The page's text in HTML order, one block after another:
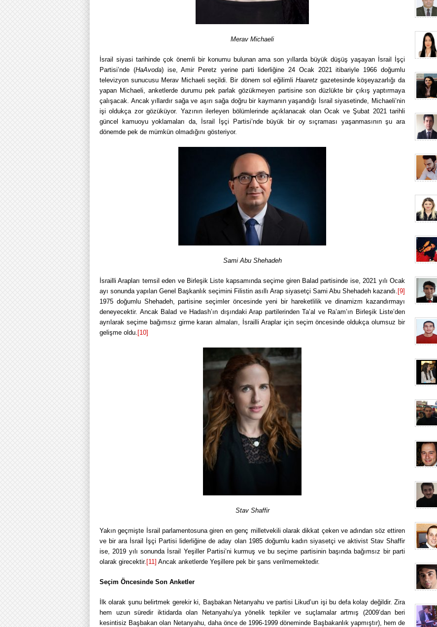
Merav Michaeli
İsrail siyasi tarihinde çok önemli bir konumu bulunan ama son yıllarda büyük düşüş yaşayan İsrail İşçi
Partisi’nde (HaAvoda) ise, Amir Peretz yerine parti liderliğine 24 Ocak 2021 itibariyle 1966 doğumlu
televizyon sunucusu Merav Michaeli seçildi. Bir dönem sol eğilimli Haaretzgazetesinde köşeyazarlığı da
yapan Michaeli, anketlerde durumu pek parlak gözükmeyen partisine son düzlükte bir çıkış yaptırmaya
çalışacak. Ancak yıllardır sağa ve aşırı sağa doğru bir kaymanın yaşandığı İsrail siyasetinde, Michaeli’nin
işi oldukça zor gözüküyor. Yazının ilerleyen bölümlerinde açıklanacak olan Ocak ve Şubat 2021 tarihli
güncel kamuoyu yoklamaları da, İsrail İşçi Partisi’nde büyük bir oy sıçraması yaşanmasının şu ara
dönemde pek de mümkün olmadığını gösteriyor.
Sami Abu Shehadeh
İsrailli Arapları temsil eden ve Birleşik Liste kapsamında seçime giren Balad partisinde ise, 2021 yılı Ocak
ayı sonunda yapılan Genel Başkanlık seçimini Filistin asıllı Arap siyasetçi Sami Abu Shehadeh kazandı. [9]
1975 doğumlu Shehadeh, partisine seçimler öncesinde yeni bir hareketlilik ve dinamizm kazandırmayı
deneyecektir. Ancak Balad ve Hadash’ın dışındaki Arap partilerinden Ta’al ve Ra’am’ın Birleşik Liste’den
ayrılarak seçime bağımsız girme kararı almaları, İsrailli Araplar için seçim öncesinde oldukça olumsuz bir
gelişme oldu. [10]
Stav Shaffir
Yakın geçmişte İsrail parlamentosuna giren en genç milletvekili olarak dikkat çeken ve adından söz ettiren
ve bir ara İsrail İşçi Partisi liderliğine de aday olan 1985 doğumlu kadın siyasetçi ve aktivist Stav Shaffir
ise, 2019 yılı sonunda İsrail Yeşiller Partisi’ni kurmuş ve bu seçime partisinin başında bağımsız bir parti
olarak girecektir. [11] Ancak anketlerde Yeşillere pek bir şans verilmemektedir.
Seçim Öncesinde Son Anketler
İlk olarak şunu belirtmek gerekir ki, Başbakan Netanyahu ve partisi Likud’un işi bu defa kolay değildir. Zira
hem uzun süredir iktidarda olan Netanyahu’ya yönelik tepkiler ve suçlamalar artmış (2009’dan beri
kesintisiz Başbakan olan Netanyahu, daha önce de 1996-1999 döneminde Başbakanlık yapmıştır), hem de